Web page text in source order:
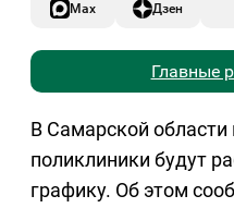
Max Дзен
Главные
В Самарской
поликлиники будут
графику. Об этом